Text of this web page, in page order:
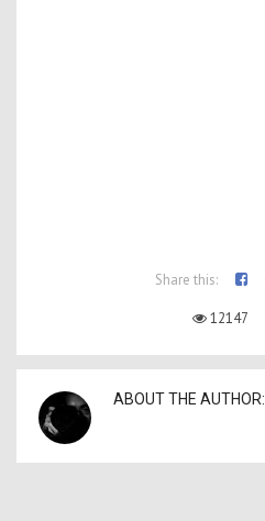
Share this:
12147
ABOUT THE AUTHOR: